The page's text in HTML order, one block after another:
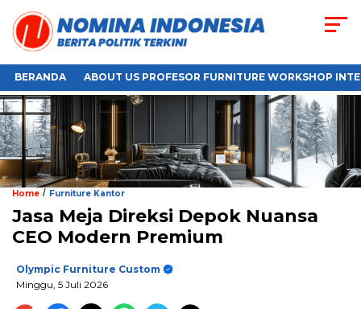
BERANDA ABOUT US PROFESOR FURNITURE WORKSHOP
Home / Furniture Kantor
Jasa Meja Direksi Depok Nuansa
CEO Modern Premium
Olympic Furniture Custom
Minggu, 5 Juli 2026